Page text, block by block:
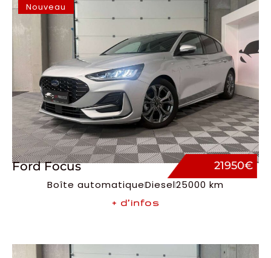
Nouveau
Ford Focus 21950€
Boîte automatiqueDiesel25000 km
+ d’infos